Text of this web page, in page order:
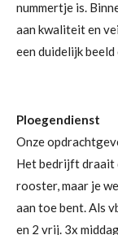
nummertje is.
aan kwaliteit en
een duidelijk
Ploegendienst
Onze
Het bedrijft draait
rooster, maar je
aan toe bent. Als
en 2 vrij. 3x